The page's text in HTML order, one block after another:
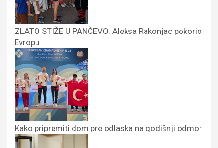
ZLATO STIŽE U PANČEVO: Aleksa Rakonjac pokorio
Evropu
Kako pripremiti dom pre odlaska na godišnji odmor